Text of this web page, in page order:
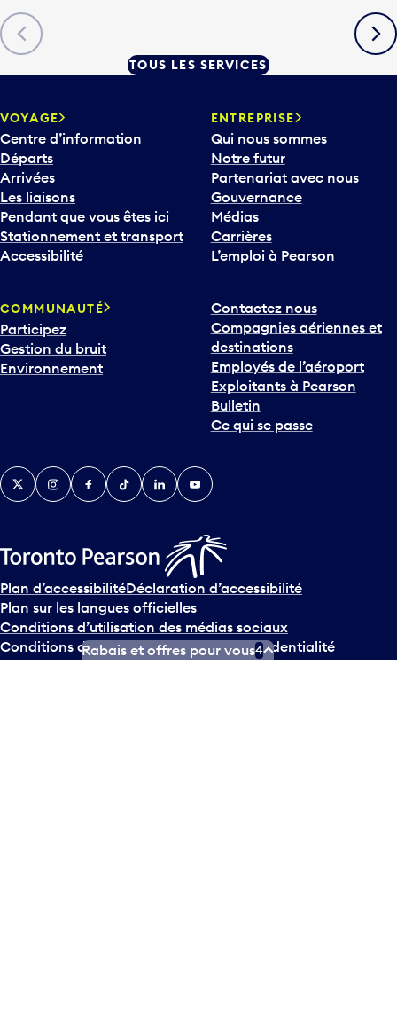
Précédent
TOUS LES SERVICES
VOYAGE
Centre d’information
Départs
Arrivées
Les liaisons
Pendant que vous êtes ici
Stationnement et transport
Accessibilité
ENTREPRISE
Qui nous sommes
Notre futur
Partenariat avec nous
Gouvernance
Médias
Carrières
L’emploi à Pearson
COMMUNAUTÉ
Participez
Gestion du bruit
Environnement
Contactez nous
Compagnies aériennes et
destinations
Employés de l’aéroport
Exploitants à Pearson
Bulletin
Ce qui se passe
TwitterInstagramFacebook
TikTokLinkedInYouTube
Plan d’accessibilitéDéclaration d’accessibilité
Plan sur les langues officielles
Conditions d’utilisation des médias sociaux
Conditions d’utilisationPolitique de confidentialité
© Tous droits réservés2026Greater Toronto Airports
Rabais et offres pour vous4